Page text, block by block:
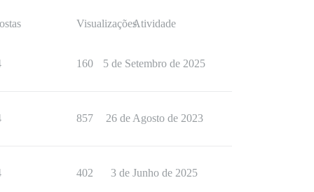
VisualizaçõesAtividade
160 5 de Setembro de 2025
857 26 de Agosto de 2023
402 3 de Junho de 2025